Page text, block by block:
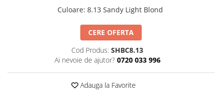
Culoare: 8.13 Sandy Light Blond
CERE OFERTA
Cod Produs: SHBC8.13
Ai nevoie de ajutor? 0720 033 996
Adauga la Favorite